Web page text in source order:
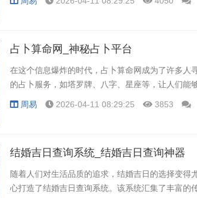
占卜算命网_神秘占卜平台
在这个信息爆炸的时代，占卜算命网成为了许多人
的占卜服务，如塔罗牌、八字、星座等，让人们能
周易 2026-04-11 08:29:25 3853
结婚吉日查询系统_结婚吉日查询神器
随着人们对生活品质的追求，结婚吉日的选择变
心打造了结婚吉日查询系统。该系统汇集了丰富的